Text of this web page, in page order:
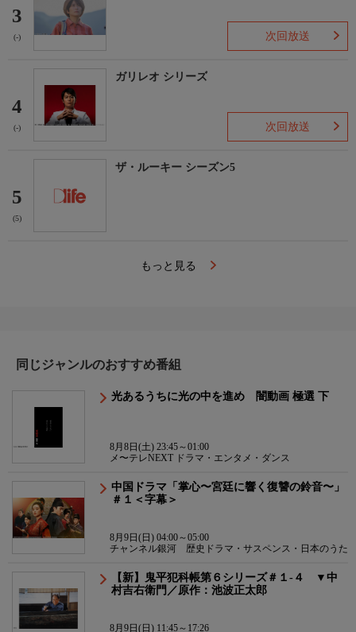
3
(-) 次回放送
4
(-)
ガリレオ シリーズ
次回放送
5
(5)
ザ・ルーキー シーズン5
もっと見る
同じジャンルのおすすめ番組
光あるうちに光の中を進め 闇動画 極選 下
8月8日(土) 23:45～01:00
メ〜テレNEXT ドラマ・エンタメ・ダンス
中国ドラマ「掌心〜宮廷に響く復讐の鈴音〜」
＃１＜字幕＞
8月9日(日) 04:00～05:00
チャンネル銀河 歴史ドラマ・サスペンス・日本のうた
【新】鬼平犯科帳第６シリーズ＃１-４ ▼中
村吉右衛門／原作：池波正太郎
8月9日(日) 11:45～17:26